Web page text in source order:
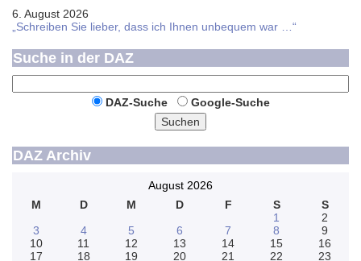
6. August 2026
„Schreiben Sie lieber, dass ich Ihnen unbequem war …“
Suche in der DAZ
DAZ-Suche
Google-Suche
Suchen
DAZ Archiv
August 2026
M
D M D F S
S
1
2
3
4 5 6 7 8
9
10
11 12 13 14 15
16
17
18 19 20 21 22
23